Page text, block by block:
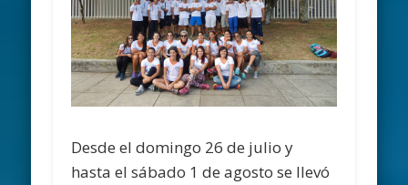
Desde el domingo 26 de julio y
hasta el sábado 1 de agosto se llevó